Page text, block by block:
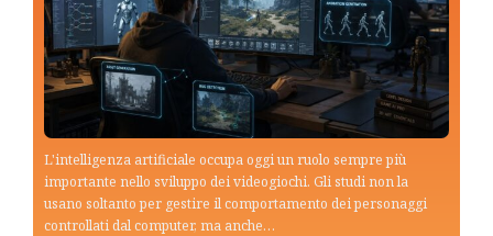
L'intelligenza artificiale occupa oggi un ruolo sempre più
importante nello sviluppo dei videogiochi. Gli studi non la
usano soltanto per gestire il comportamento dei personaggi
controllati dal computer, ma anche…